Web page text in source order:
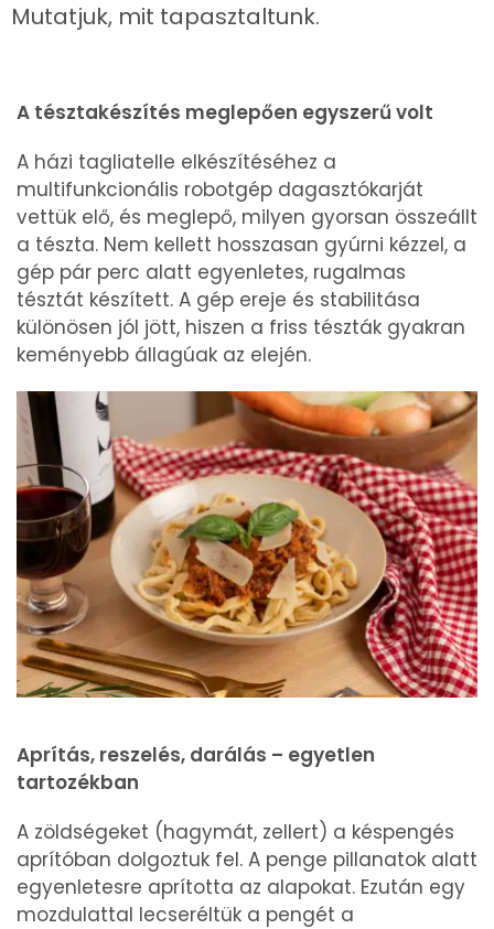
Mutatjuk, mit tapasztaltunk.
A tésztakészítés meglepően egyszerű volt
A házi tagliatelle elkészítéséhez a
multifunkcionális robotgép dagasztókarját
vettük elő, és meglepő, milyen gyorsan összeállt
a tészta. Nem kellett hosszasan gyúrni kézzel, a
gép pár perc alatt egyenletes, rugalmas
tésztát készített. A gép ereje és stabilitása
különösen jól jött, hiszen a friss tészták gyakran
keményebb állagúak az elején.
Aprítás, reszelés, darálás – egyetlen
tartozékban
A zöldségeket (hagymát, zellert) a késpengés
aprítóban dolgoztuk fel. A penge pillanatok alatt
egyenletesre aprította az alapokat. Ezután egy
mozdulattal lecseréltük a pengét a